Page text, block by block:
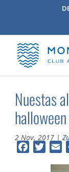
Nuestas
halloween
2 Nov, 2017 |
Facebook